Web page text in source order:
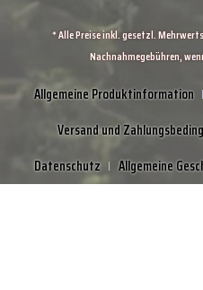
* Alle Preise inkl. gesetzl.
Nachnahmegebühren,
Allgemeine Produktinformation
Versand und
Datenschutz
Allgemeine